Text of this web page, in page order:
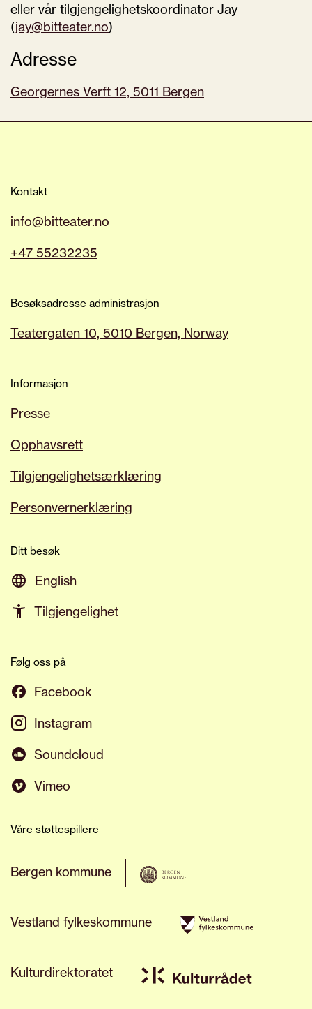
eller vår tilgjengelighetskoordinator Jay
(jay@bitteater.no)
Adresse
Georgernes Verft 12, 5011 Bergen
Kontakt
info@bitteater.no
+47 55232235
Besøksadresse administrasjon
Teatergaten 10, 5010 Bergen, Norway
Informasjon
Presse
Opphavsrett
Tilgjengelighetsærklæring
Personvernerklæring
Ditt besøk
English
Tilgjengelighet
Følg oss på
Facebook
Instagram
Soundcloud
Vimeo
Våre støttespillere
Bergen kommune
Vestland fylkeskommune
Kulturdirektoratet